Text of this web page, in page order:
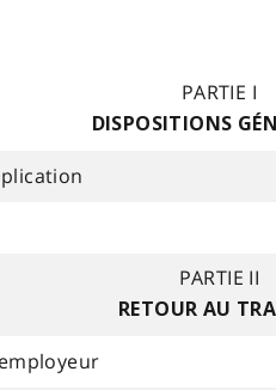
PARTIE I
DISPOSITIONS
PARTIE II
RETOUR AU